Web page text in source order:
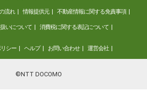
流れ 情報提供元 不動産情報に関する免責事項
いについて 消費税に関する表記について
シー ヘルプ お問い合わせ 運営会社
©NTT DOCOMO